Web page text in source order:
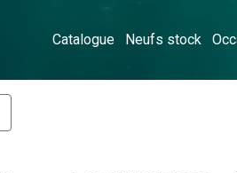
Catalogue Neufs stock